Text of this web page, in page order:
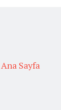
Ana Sayfa